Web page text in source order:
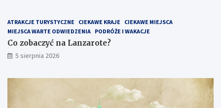
ATRAKCJE TURYSTYCZNE CIEKAWE KRAJE
CIEKAWE MIEJSCA
MIEJSCA WARTE ODWIEDZENIA PODRÓŻE I WAKACJE
Co zobaczyć na Lanzarote?
5 sierpnia 2026